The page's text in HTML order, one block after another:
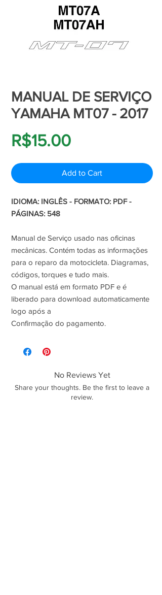
MANUAL DE SERVIÇO
YAMAHA MT07 - 2017
R$15.00Price
Add to Cart
IDIOMA: INGLÊS - FORMATO: PDF -
PÁGINAS: 548
Manual de Serviço usado nas oficinas
mecânicas. Contém todas as informações
para o reparo da motocicleta. Diagramas,
códigos, torques e tudo mais.
O manual está em formato PDF e é
liberado para download automaticamente
logo após a
Confirmação do pagamento.
No Reviews Yet
Share your thoughts. Be the first to leave a
review.